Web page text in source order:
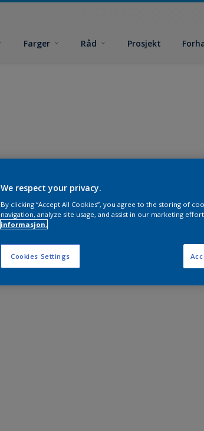
Farger Råd Prosjekt
We respect your privacy.
By clicking “Accept All Cookies”, you agree to the storing of
navigation, analyze site usage, and assist in our marketing
informasjon.
Cookies Settings